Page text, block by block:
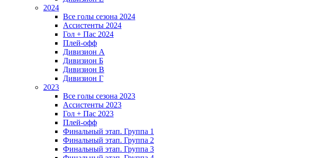
2024
Все голы сезона 2024
Ассистенты 2024
Гол + Пас 2024
Плей-офф
Дивизион A
Дивизион Б
Дивизион В
Дивизион Г
2023
Все голы сезона 2023
Ассистенты 2023
Гол + Пас 2023
Плей-офф
Финальный этап. Группа 1
Финальный этап. Группа 2
Финальный этап. Группа 3